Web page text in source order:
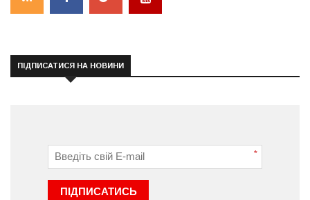
ПІДПИСАТИСЯ НА НОВИНИ
*
ПІДПИСАТИСЬ